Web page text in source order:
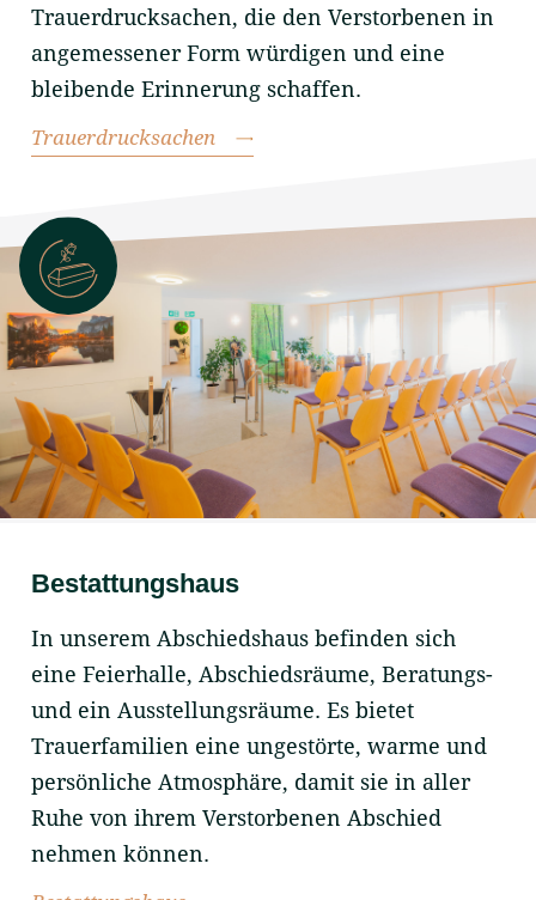
Trauerdrucksachen, die den Verstorbenen in
angemessener Form würdigen und eine
bleibende Erinnerung schaffen.
Trauerdrucksachen
Bestattungshaus
In unserem Abschiedshaus befinden sich
eine Feierhalle, Abschiedsräume, Beratungs-
und ein Ausstellungsräume. Es bietet
Trauerfamilien eine ungestörte, warme und
persönliche Atmosphäre, damit sie in aller
Ruhe von ihrem Verstorbenen Abschied
nehmen können.